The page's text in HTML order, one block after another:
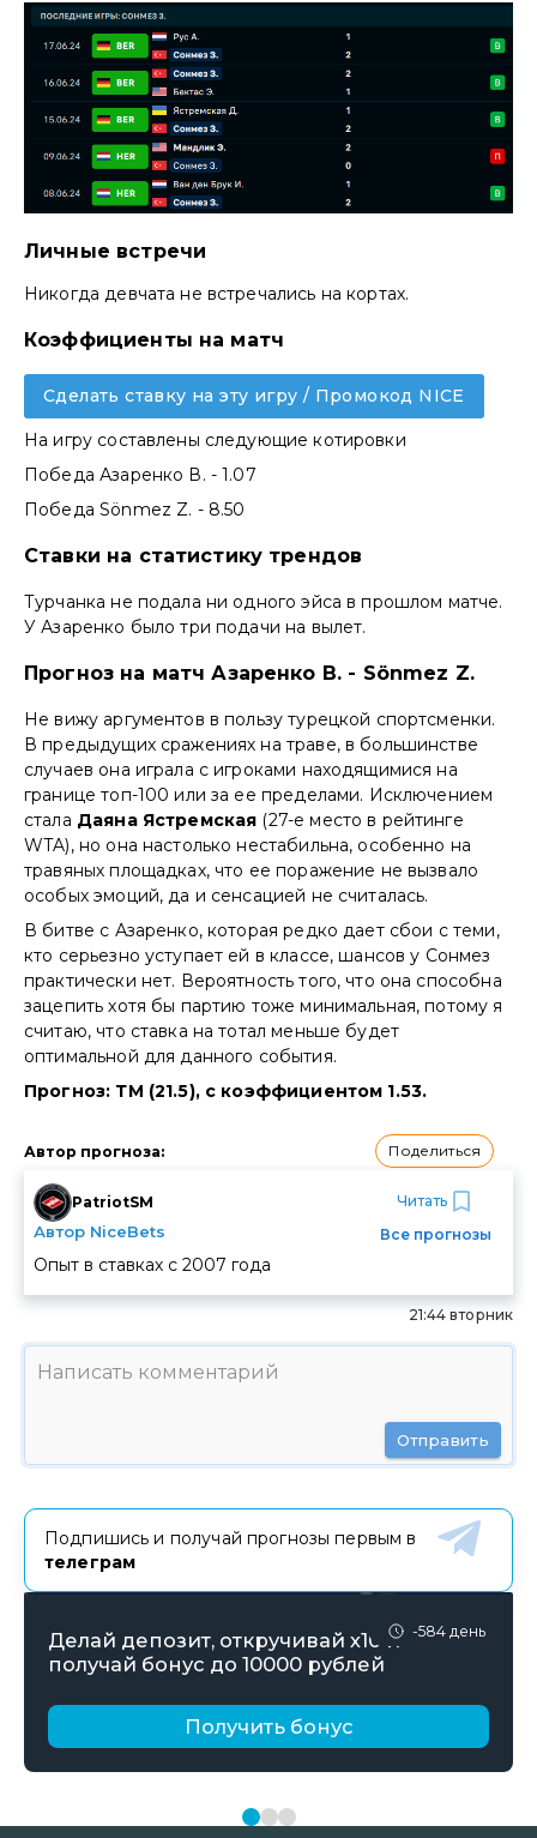
Личные встречи
Никогда девчата не встречались на кортах.
Коэффициенты на матч
Сделать ставку на эту игру / Промокод NICE
На игру составлены следующие котировки
Победа Азаренко В. - 1.07
Победа Sönmez Z. - 8.50
Ставки на статистику трендов
Турчанка не подала ни одного эйса в прошлом матче.
У Азаренко было три подачи на вылет.
Прогноз на матч Азаренко В. - Sönmez Z.
Не вижу аргументов в пользу турецкой спортсменки.
В предыдущих сражениях на траве, в большинстве
случаев она играла с игроками находящимися на
границе топ-100 или за ее пределами. Исключением
стала Даяна Ястремская (27-е место в рейтинге
WTA), но она настолько нестабильна, особенно на
травяных площадках, что ее поражение не вызвало
особых эмоций, да и сенсацией не считалась.
В битве с Азаренко, которая редко дает сбои с теми,
кто серьезно уступает ей в классе, шансов у Сонмез
практически нет. Вероятность того, что она способна
зацепить хотя бы партию тоже минимальная, потому я
считаю, что ставка на тотал меньше будет
оптимальной для данного события.
Прогноз: ТМ (21.5), с коэффициентом 1.53.
Автор прогноза: Поделиться
PatriotSM
Автор NiceBets
Читать
Все прогнозы
Опыт в ставках с 2007 года
21:44 вторник
Отправить
Подпишись и получай прогнозы первым в
телеграм
-584 день
Делай депозит, откручивай х10 и
получай бонус до 10000 рублей
Получить бонус